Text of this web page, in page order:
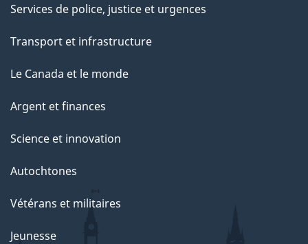
Services de police, justice et urgences
Transport et infrastructure
Le Canada et le monde
Argent et finances
Science et innovation
Autochtones
Vétérans et militaires
Jeunesse